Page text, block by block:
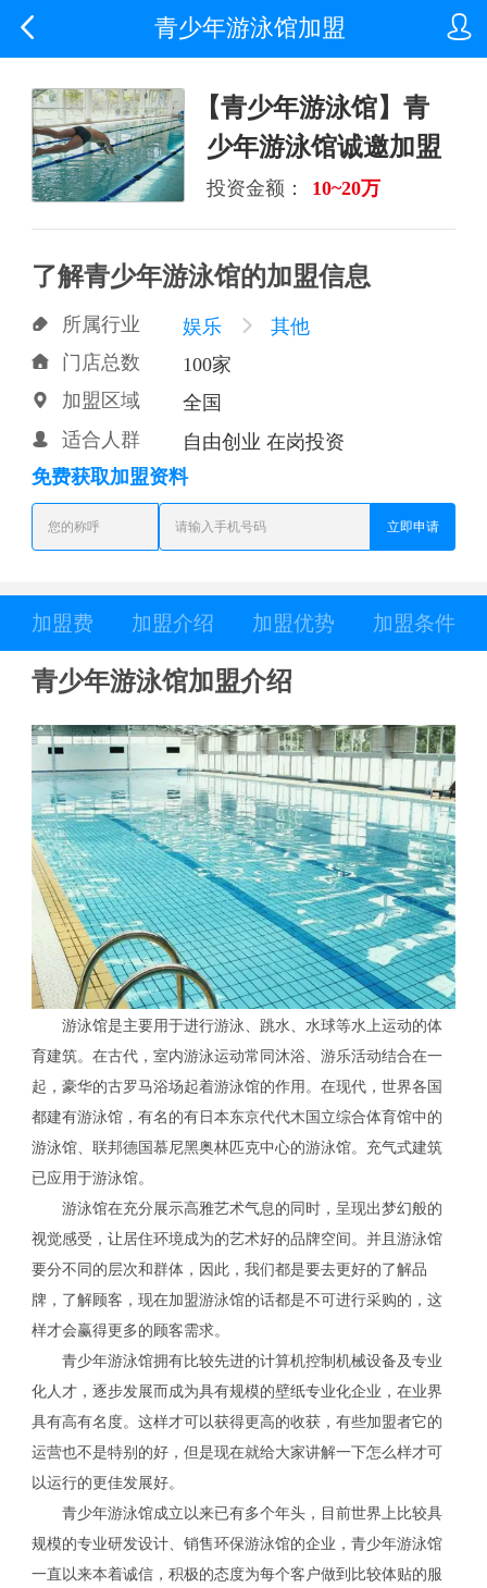

 青少年游泳馆加盟
【青少年游泳馆】青
少年游泳馆诚邀加盟
投资金额： 10~20万
了解青少年游泳馆的加盟信息
 所属行业 娱乐  其他
 门店总数 100家
 加盟区域 全国
 适合人群
自由创业 在岗投资
免费获取加盟资料
立即申请
加盟费 加盟介绍 加盟优势 加盟条件
青少年游泳馆加盟介绍
游泳馆是主要用于进行游泳、跳水、水球等水上运动的体
育建筑。在古代，室内游泳运动常同沐浴、游乐活动结合在一
起，豪华的古罗马浴场起着游泳馆的作用。在现代，世界各国
都建有游泳馆，有名的有日本东京代代木国立综合体育馆中的
游泳馆、联邦德国慕尼黑奥林匹克中心的游泳馆。充气式建筑
已应用于游泳馆。
游泳馆在充分展示高雅艺术气息的同时，呈现出梦幻般的
视觉感受，让居住环境成为的艺术好的品牌空间。并且游泳馆
要分不同的层次和群体，因此，我们都是要去更好的了解品
牌，了解顾客，现在加盟游泳馆的话都是不可进行采购的，这
样才会赢得更多的顾客需求。
青少年游泳馆拥有比较先进的计算机控制机械设备及专业
化人才，逐步发展而成为具有规模的壁纸专业化企业，在业界
具有高有名度。这样才可以获得更高的收获，有些加盟者它的
运营也不是特别的好，但是现在就给大家讲解一下怎么样才可
以运行的更佳发展好。
青少年游泳馆成立以来已有多个年头，目前世界上比较具
规模的专业研发设计、销售环保游泳馆的企业，青少年游泳馆
一直以来本着诚信，积极的态度为每个客户做到比较体贴的服